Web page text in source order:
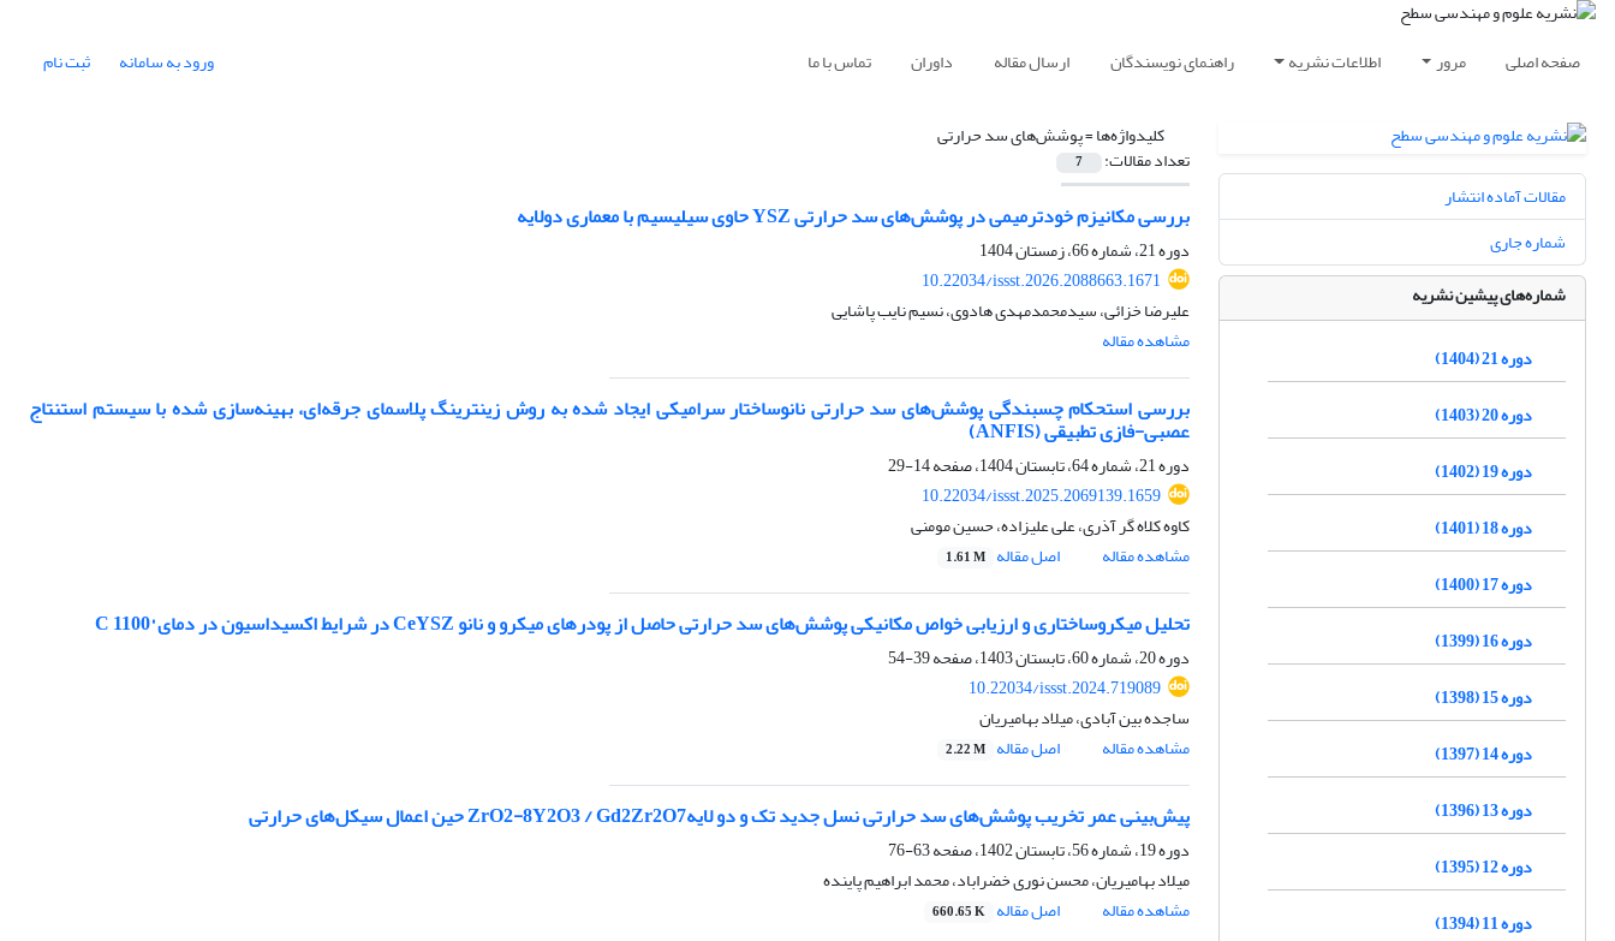
صفحه اصلی مرور اطلاعات نشریه راهنمای نویسندگان ارسال مقاله داوران تماس با ما ورود به سامانه ثبت نام
کلیدواژه‌ها =پوشش‌های سد حرارتی
تعداد مقالات: 7
بررسی مکانیزم خودترمیمی در پوشش‌های سد حرارتی YSZ حاوی سیلیسیم با معماری دولایه
دوره 21، شماره 66، زمستان 1404
10.22034/issst.2026.2088663.1671
علیرضا خزائی، سیدمحمدمهدی هادوی، نسیم نایب پاشایی
مشاهده مقاله
بررسی استحکام چسبندگی پوشش‌های سد حرارتی نانوساختار سرامیکی ایجاد شده به روش زینترینگ پلاسمای جرقه‌ای، بهینه‌سازی شده با سیستم استنتاج
عصبی-فازی تطبیقی (ANFIS)
دوره 21، شماره 64، تابستان 1404، صفحه
14-29
10.22034/issst.2025.2069139.1659
کاوه کلاه گر آذری، علی علیزاده، حسین مومنی
مشاهده مقاله
اصل مقاله 1.61 M
تحلیل میکروساختاری و ارزیابی خواص مکانیکی پوشش‌های سد حرارتی حاصل از پودرهای میکرو و نانو CeYSZ در شرایط اکسیداسیون در دمای °C 1100
دوره 20، شماره 60، تابستان 1403، صفحه
39-54
10.22034/issst.2024.719089
ساجده بین آبادی، میلاد بهامیریان
مشاهده مقاله
اصل مقاله 2.22 M
پیش‌بینی عمر تخریب پوشش‌های سد حرارتی نسل جدید تک و دو لایهZrO2-8Y2O3 / Gd2Zr2O7 حین اعمال سیکل‌های حرارتی
دوره 19، شماره 56، تابستان 1402، صفحه
63-76
میلاد بهامیریان، محسن نوری خضراباد، محمد ابراهیم پاینده
مشاهده مقاله
اصل مقاله 660.65 K
مقالات آماده انتشار
شماره جاری
شماره‌های پیشین نشریه
دوره 21 (1404)
دوره 20 (1403)
دوره 19 (1402)
دوره 18 (1401)
دوره 17 (1400)
دوره 16 (1399)
دوره 15 (1398)
دوره 14 (1397)
دوره 13 (1396)
دوره 12 (1395)
دوره 11 (1394)